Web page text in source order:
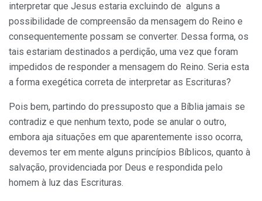
interpretar que Jesus estaria excluindo de alguns a
possibilidade de compreensão da mensagem do Reino e
consequentemente possam se converter. Dessa forma, os
tais estariam destinados a perdição, uma vez que foram
impedidos de responder a mensagem do Reino. Seria esta
a forma exegética correta de interpretar as Escrituras?
Pois bem, partindo do pressuposto que a Bíblia jamais se
contradiz e que nenhum texto, pode se anular o outro,
embora aja situações em que aparentemente isso ocorra,
devemos ter em mente alguns princípios Bíblicos, quanto à
salvação, providenciada por Deus e respondida pelo
homem à luz das Escrituras.